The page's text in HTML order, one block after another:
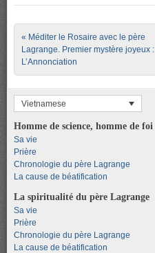
Post navigation
« Méditer le Rosaire avec le père
Lagrange. Premier mystère joyeux :
L’Annonciation
Vietnamese
Homme de science, homme de foi
Sa vie
Prière
Chronologie du père Lagrange
La cause de béatification
La spiritualité du père Lagrange
Sa vie
Prière
Chronologie du père Lagrange
La cause de béatification